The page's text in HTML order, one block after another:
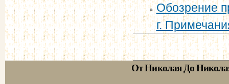
Обозрение
г.
От Николая До